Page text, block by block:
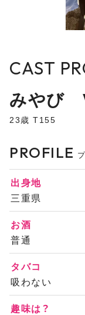
CAST
みやび
23歳 T155
PROFILE
出身地
三重県
お酒
普通
タバコ
吸わない
趣味は？